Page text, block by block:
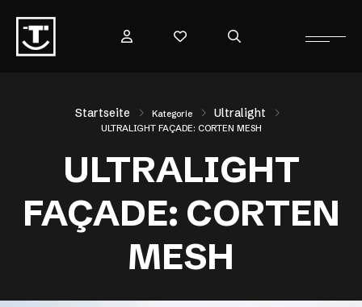
Startseite Kategorie Ultralight
ULTRALIGHT FAÇADE: CORTEN MESH
ULTRALIGHT
FAÇADE: CORTEN
MESH